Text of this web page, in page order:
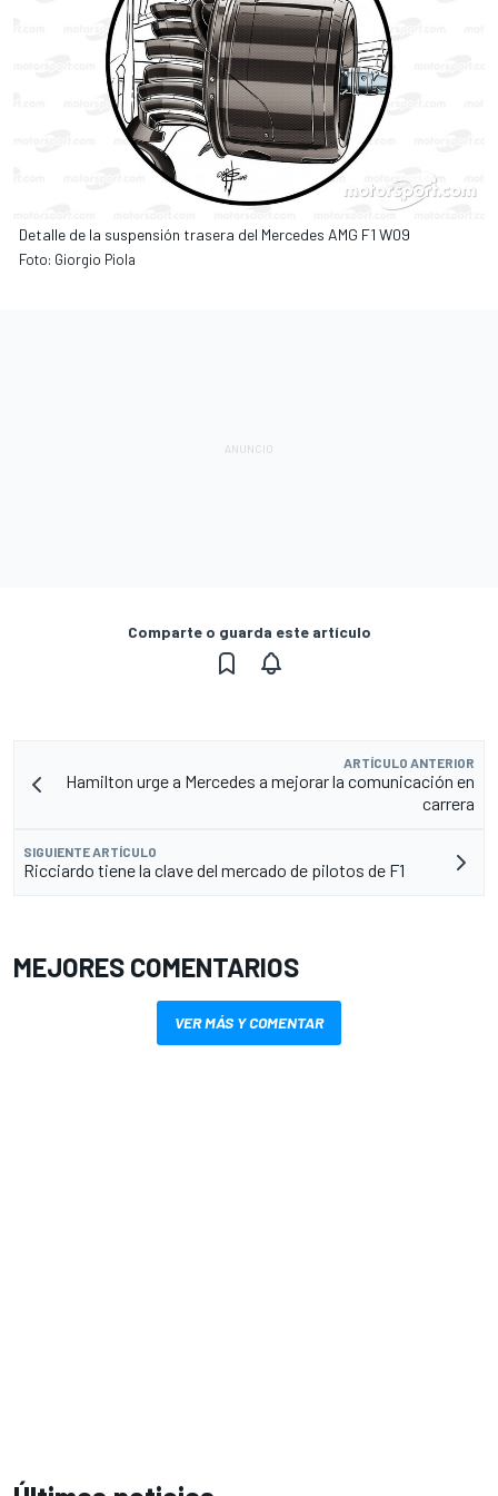
Detalle de la suspensión trasera del Mercedes AMG F1 W09
Foto: Giorgio Piola
Comparte o guarda este artículo
ARTÍCULO ANTERIOR
Hamilton urge a Mercedes a mejorar la comunicación en
carrera
SIGUIENTE ARTÍCULO
Ricciardo tiene la clave del mercado de pilotos de F1
MEJORES COMENTARIOS
VER MÁS Y COMENTAR